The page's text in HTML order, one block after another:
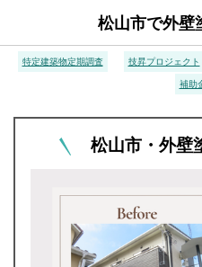
松山市で外壁
特定建築物定期調査 技昇プロジェクト
補助
松山市・外